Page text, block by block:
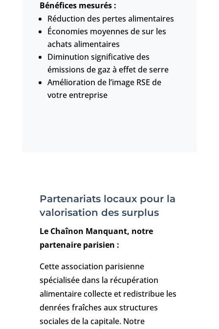
Bénéfices mesurés :
Réduction des pertes alimentaires
Économies moyennes de sur les
achats alimentaires
Diminution significative des
émissions de gaz à effet de serre
Amélioration de l’image RSE de
votre entreprise
Partenariats locaux pour la
valorisation des surplus
Le Chaînon Manquant, notre
partenaire parisien :
Cette association parisienne
spécialisée dans la récupération
alimentaire collecte et redistribue les
denrées fraîches aux structures
sociales de la capitale. Notre